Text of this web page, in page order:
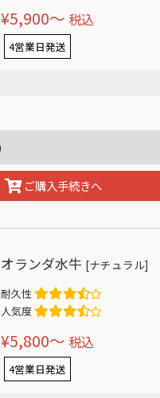
¥5,900〜 税込
4営業日発送
ご購入手続きへ
オランダ水牛 [ナチュラル]
耐久性
人気度
¥5,800〜 税込
4営業日発送